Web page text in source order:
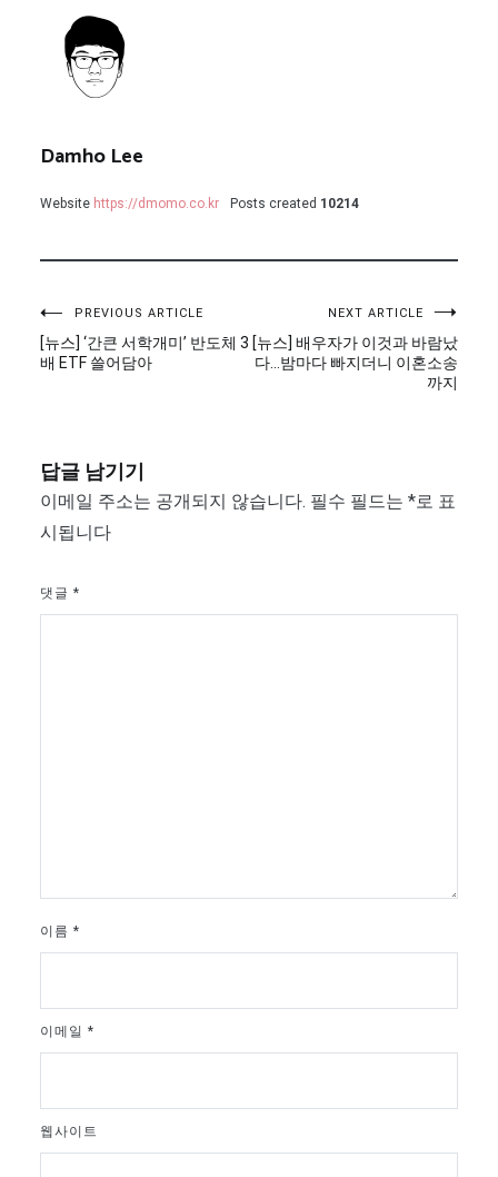
Damho Lee
Website https://dmomo.co.kr Posts created 10214
글
탐
PREVIOUS ARTICLE
[뉴스] ‘간큰 서학개미’ 반도체 3
배 ETF 쓸어담아
NEXT ARTICLE
[뉴스] 배우자가 이것과 바람났
다…밤마다 빠지더니 이혼소송
까지
답글 남기기
이메일 주소는 공개되지 않습니다. 필수 필드는 *로 표
시됩니다
댓글 *
이름 *
이메일 *
웹사이트